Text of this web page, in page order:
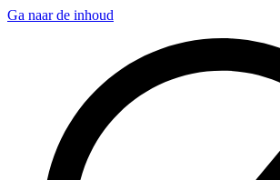
Ga naar de inhoud